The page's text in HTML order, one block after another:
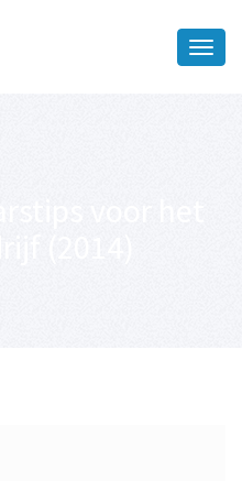
Ik wil meer informatie